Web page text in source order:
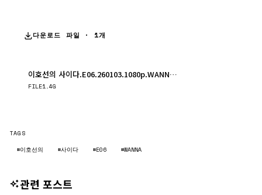
다운로드 파일 · 1개
이호선의 사이다.E06.260103.1080p.WANNA.mp4
FILE1.4G
TAGS
#이호선의
#사이다 #E06 #WANNA
관련 포스트
방송/동영상